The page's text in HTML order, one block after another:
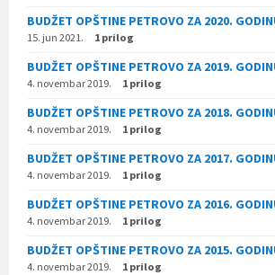
BUDŽET OPŠTINE PETROVO ZA 2020.
15. jun 2021. 1 prilog
BUDŽET OPŠTINE PETROVO ZA 2019.
4. novembar 2019. 1 prilog
BUDŽET OPŠTINE PETROVO ZA 2018.
4. novembar 2019. 1 prilog
BUDŽET OPŠTINE PETROVO ZA 2017.
4. novembar 2019. 1 prilog
BUDŽET OPŠTINE PETROVO ZA 2016.
4. novembar 2019. 1 prilog
BUDŽET OPŠTINE PETROVO ZA 2015.
4. novembar 2019. 1 prilog